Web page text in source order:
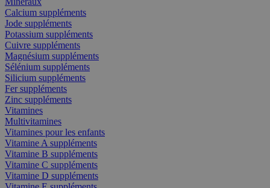
Calcium suppléments
Jode suppléments
Potassium suppléments
Cuivre suppléments
Magnésium suppléments
Sélénium suppléments
Silicium suppléments
Fer suppléments
Zinc suppléments
Vitamines
Multivitamines
Vitamines pour les enfants
Vitamine A suppléments
Vitamine B suppléments
Vitamine C suppléments
Vitamine D suppléments